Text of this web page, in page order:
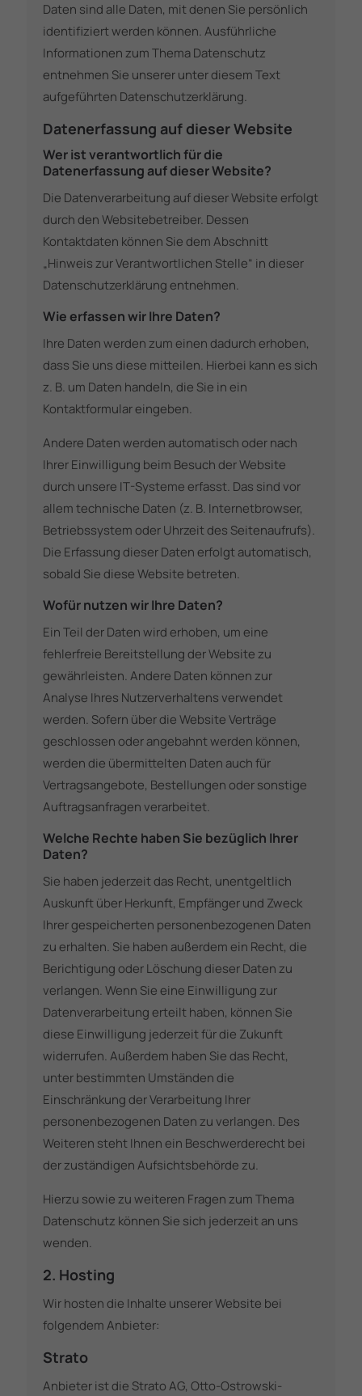
Daten sind alle Daten, mit denen Sie persönlich
identifiziert werden können. Ausführliche
Informationen zum Thema Datenschutz
entnehmen Sie unserer unter diesem Text
aufgeführten Datenschutzerklärung.
Datenerfassung auf dieser Website
Wer ist verantwortlich für die
Datenerfassung auf dieser Website?
Die Datenverarbeitung auf dieser Website erfolgt
durch den Websitebetreiber. Dessen
Kontaktdaten können Sie dem Abschnitt
„Hinweis zur Verantwortlichen Stelle“ in dieser
Datenschutzerklärung entnehmen.
Wie erfassen wir Ihre Daten?
Ihre Daten werden zum einen dadurch erhoben,
dass Sie uns diese mitteilen. Hierbei kann es sich
z. B. um Daten handeln, die Sie in ein
Kontaktformular eingeben.
Andere Daten werden automatisch oder nach
Ihrer Einwilligung beim Besuch der Website
durch unsere IT-Systeme erfasst. Das sind vor
allem technische Daten (z. B. Internetbrowser,
Betriebssystem oder Uhrzeit des Seitenaufrufs).
Die Erfassung dieser Daten erfolgt automatisch,
sobald Sie diese Website betreten.
Wofür nutzen wir Ihre Daten?
Ein Teil der Daten wird erhoben, um eine
fehlerfreie Bereitstellung der Website zu
gewährleisten. Andere Daten können zur
Analyse Ihres Nutzerverhaltens verwendet
werden. Sofern über die Website Verträge
geschlossen oder angebahnt werden können,
werden die übermittelten Daten auch für
Vertragsangebote, Bestellungen oder sonstige
Auftragsanfragen verarbeitet.
Welche Rechte haben Sie bezüglich Ihrer
Daten?
Sie haben jederzeit das Recht, unentgeltlich
Auskunft über Herkunft, Empfänger und Zweck
Ihrer gespeicherten personenbezogenen Daten
zu erhalten. Sie haben außerdem ein Recht, die
Berichtigung oder Löschung dieser Daten zu
verlangen. Wenn Sie eine Einwilligung zur
Datenverarbeitung erteilt haben, können Sie
diese Einwilligung jederzeit für die Zukunft
widerrufen. Außerdem haben Sie das Recht,
unter bestimmten Umständen die
Einschränkung der Verarbeitung Ihrer
personenbezogenen Daten zu verlangen. Des
Weiteren steht Ihnen ein Beschwerderecht bei
der zuständigen Aufsichtsbehörde zu.
Hierzu sowie zu weiteren Fragen zum Thema
Datenschutz können Sie sich jederzeit an uns
wenden.
2. Hosting
Wir hosten die Inhalte unserer Website bei
folgendem Anbieter:
Strato
Anbieter ist die Strato AG, Otto-Ostrowski-